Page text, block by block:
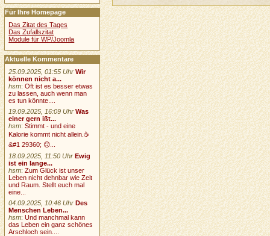
Für Ihre Homepage
Das Zitat des Tages
Das Zufallszitat
Module für WP/Joomla
Aktuelle Kommentare
25.09.2025, 01:55 Uhr Wir
können nicht a...
hsm:Oft ist es besser etwas
zu lassen, auch wenn man
es tun könnte....
19.09.2025, 16:09 Uhr Was
einer gern ißt...
hsm:Stimmt - und eine
Kalorie kommt nicht allein.☕
&#1 29360; 🙃...
18.09.2025, 11:50 Uhr Ewig
ist ein lange...
hsm:Zum Glück ist unser
Leben nicht dehnbar wie Zeit
und Raum. Stellt euch mal
eine...
04.09.2025, 10:46 Uhr Des
Menschen Leben...
hsm:Und manchmal kann
das Leben ein ganz schönes
Arschloch sein....